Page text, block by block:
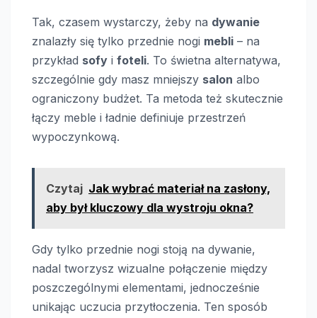
Tak, czasem wystarczy, żeby na dywanie
znalazły się tylko przednie nogi mebli – na
przykład sofy i foteli. To świetna alternatywa,
szczególnie gdy masz mniejszy salon albo
ograniczony budżet. Ta metoda też skutecznie
łączy meble i ładnie definiuje przestrzeń
wypoczynkową.
Czytaj Jak wybrać materiał na zasłony,
aby był kluczowy dla wystroju okna?
Gdy tylko przednie nogi stoją na dywanie,
nadal tworzysz wizualne połączenie między
poszczególnymi elementami, jednocześnie
unikając uczucia przytłoczenia. Ten sposób